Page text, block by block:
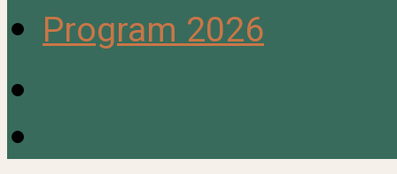
Program 2026